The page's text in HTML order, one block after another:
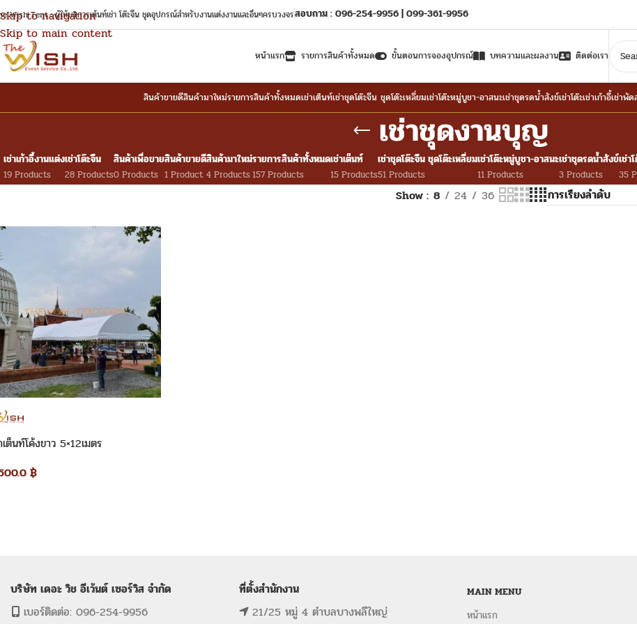
Skip to navigation
Skip to main content
Wish Tent : ผู้ให้บริการเต้นท์เช่า โต๊ะจีน ชุดอุปกรณ์สำหรับงานแต่งงานและอื่นๆครบวงจรสอบถาม : 096-254-9956 | 099-361-9956
หน้าแรก รายการสินค้าทั้งหมด ขั้นตอนการจองอุปกรณ์ บทความและผลงาน ติดต่อเรา
สินค้าขายดีสินค้ามาใหม่รายการสินค้าทั้งหมดเช่าเต็นท์เช่าชุดโต๊ะจีน ชุดโต๊ะเหลี่ยมเช่าโต๊ะหมู่บูชา-อาสนะเช่าชุดรดน้ำสังข์เช่าโต๊ะเช่าเก้าอี้เช่าพัด
เช่าชุดงานบุญ
เช่าเก้าอี้งานแต่ง
19 Products
เช่าโต๊ะจีน
28 Products
สินค้าเพื่อขาย
0 Products
สินค้าขายดี
1 Product
สินค้ามาใหม่
4 Products
รายการสินค้าทั้งหมด
157 Products
เช่าเต็นท์
15 Products
เช่าชุดโต๊ะจีน ชุดโต๊ะเหลี่ยม
51 Products
เช่าโต๊ะหมู่บูชา-อาสนะ
11 Products
เช่าชุดรดน้ำสังข์
3 Products
เช่า
35
Show 8 24 36
เต็นท์โค้งขาว 5×12เมตร
฿
บริษัท เดอะ วิช อีเว้นต์ เซอร์วิส จำกัด
เบอร์ติดต่อ: 096-254-9956
ที่ตั้งสำนักงาน
21/25 หมู่ 4 ตำบลบางพลีใหญ่
MAIN MENU
หน้าแรก